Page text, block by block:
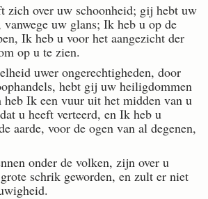
zich over uw schoonheid; gij hebt uw
uw glans; Ik heb u op de
Ik heb u voor het aangezicht der
op u te zien.
uwer ongerechtigheden, door
hebt gij uw heiligdommen
Ik een vuur uit het midden van u
u heeft verteerd, en Ik heb u
aarde, voor de ogen van al degenen,
onder de volken, zijn over u
schrik geworden, en zult er niet